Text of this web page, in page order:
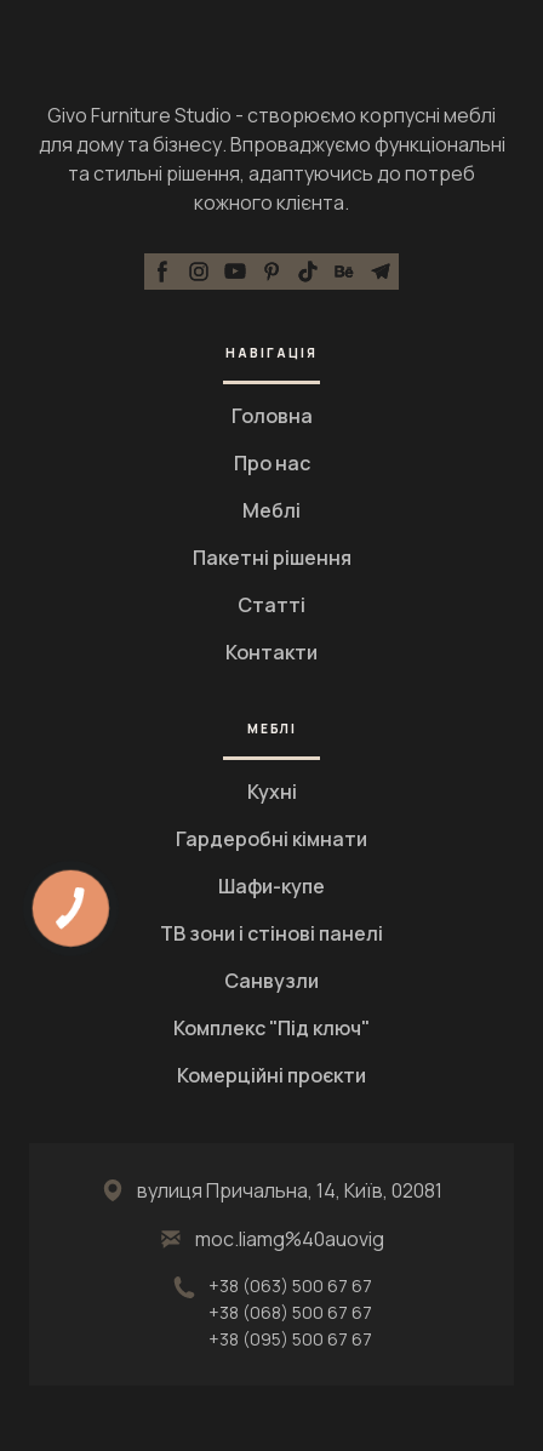
Givo Furniture Studio - створюємо корпусні меблі
для дому та бізнесу. Впроваджуємо функціональні
та стильні рішення, адаптуючись до потреб
кожного клієнта.
НАВІГАЦІЯ
Головна
Про нас
Меблі
Пакетні рішення
Статті
Контакти
МЕБЛІ
Кухні
Гардеробні кімнати
Шафи-купе
ТВ зони і стінові панелі
Санвузли
Комплекс "Під ключ"
Комерційні проєкти
вулиця Причальна, 14, Київ, 02081
moc.liamg%40auovig
+38 (063) 500 67 67
+38 (068) 500 67 67
+38 (095) 500 67 67